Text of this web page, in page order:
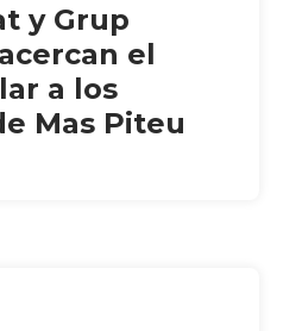
y Grup
el
a los
Mas Piteu